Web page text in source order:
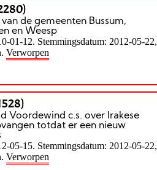
de gemeenten Bussum,
en Weesp
01-12. Stemmingsdatum: 2012-05-22,
Verworpen
Voordewind c.s. over Irakese
totdat er een nieuw
05-15. Stemmingsdatum: 2012-05-22,
Verworpen